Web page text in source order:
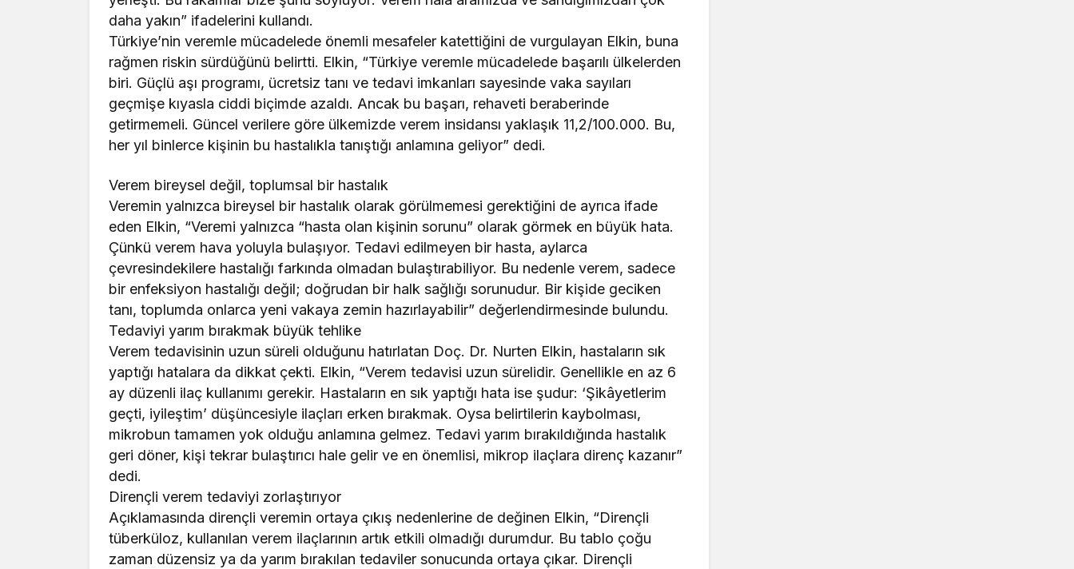
daha yakın” ifadelerini kullandı.
Türkiye’nin veremle mücadelede önemli mesafeler katettiğini de vurgulayan Elkin, buna
rağmen riskin sürdüğünü belirtti. Elkin, “Türkiye veremle mücadelede başarılı ülkelerden
biri. Güçlü aşı programı, ücretsiz tanı ve tedavi imkanları sayesinde vaka sayıları
geçmişe kıyasla ciddi biçimde azaldı. Ancak bu başarı, rehaveti beraberinde
getirmemeli. Güncel verilere göre ülkemizde verem insidansı yaklaşık 11,2/100.000. Bu,
her yıl binlerce kişinin bu hastalıkla tanıştığı anlamına geliyor” dedi.
Verem bireysel değil, toplumsal bir hastalık
Veremin yalnızca bireysel bir hastalık olarak görülmemesi gerektiğini de ayrıca ifade
eden Elkin, “Veremi yalnızca “hasta olan kişinin sorunu” olarak görmek en büyük hata.
Çünkü verem hava yoluyla bulaşıyor. Tedavi edilmeyen bir hasta, aylarca
çevresindekilere hastalığı farkında olmadan bulaştırabiliyor. Bu nedenle verem, sadece
bir enfeksiyon hastalığı değil; doğrudan bir halk sağlığı sorunudur. Bir kişide geciken
tanı, toplumda onlarca yeni vakaya zemin hazırlayabilir” değerlendirmesinde bulundu.
Tedaviyi yarım bırakmak büyük tehlike
Verem tedavisinin uzun süreli olduğunu hatırlatan Doç. Dr. Nurten Elkin, hastaların sık
yaptığı hatalara da dikkat çekti. Elkin, “Verem tedavisi uzun sürelidir. Genellikle en az 6
ay düzenli ilaç kullanımı gerekir. Hastaların en sık yaptığı hata ise şudur: ‘Şikâyetlerim
geçti, iyileştim’ düşüncesiyle ilaçları erken bırakmak. Oysa belirtilerin kaybolması,
mikrobun tamamen yok olduğu anlamına gelmez. Tedavi yarım bırakıldığında hastalık
geri döner, kişi tekrar bulaştırıcı hale gelir ve en önemlisi, mikrop ilaçlara direnç kazanır”
dedi.
Dirençli verem tedaviyi zorlaştırıyor
Açıklamasında dirençli veremin ortaya çıkış nedenlerine de değinen Elkin, “Dirençli
tüberküloz, kullanılan verem ilaçlarının artık etkili olmadığı durumdur. Bu tablo çoğu
zaman düzensiz ya da yarım bırakılan tedaviler sonucunda ortaya çıkar. Dirençli